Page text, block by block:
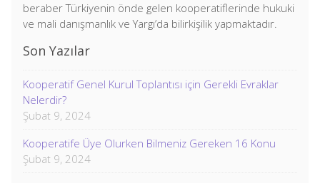
beraber Türkiyenin önde gelen kooperatiflerinde hukuki
ve mali danışmanlık ve Yargı’da bilirkişilik yapmaktadır.
Son Yazılar
Kooperatif Genel Kurul Toplantısı için Gerekli Evraklar
Nelerdir?
Şubat 9, 2024
Kooperatife Üye Olurken Bilmeniz Gereken 16 Konu
Şubat 9, 2024